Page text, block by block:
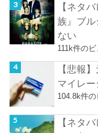
【ネタ
族』ブ
ない
111k件のビ
【悲報
マイレ
104.8k件の
【ネタ